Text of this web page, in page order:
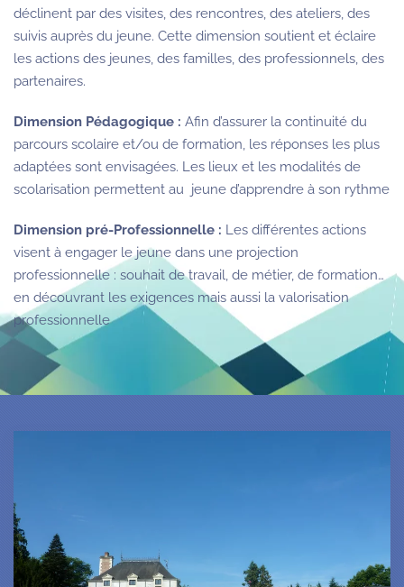
déclinent par des visites, des rencontres, des ateliers, des
suivis auprès du jeune. Cette dimension soutient et éclaire
les actions des jeunes, des familles, des professionnels, des
partenaires.
Dimension Pédagogique : Afin d’assurer la continuité du
parcours scolaire et/ou de formation, les réponses les plus
adaptées sont envisagées. Les lieux et les modalités de
scolarisation permettent au jeune d’apprendre à son rythme
Dimension pré-Professionnelle : Les différentes actions
visent à engager le jeune dans une projection
professionnelle : souhait de travail, de métier, de formation…
en découvrant les exigences mais aussi la valorisation
professionnelle